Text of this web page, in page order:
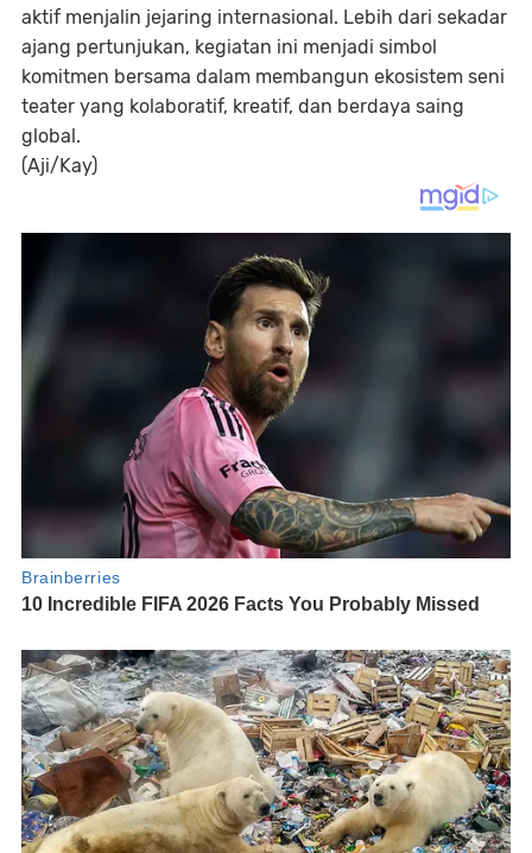
aktif menjalin jejaring internasional. Lebih dari sekadar
ajang pertunjukan, kegiatan ini menjadi simbol
komitmen bersama dalam membangun ekosistem seni
teater yang kolaboratif, kreatif, dan berdaya saing
global.
(Aji/Kay)